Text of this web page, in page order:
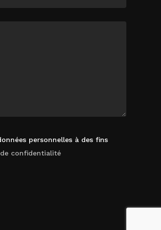
personnelles à des fins
confidentialité